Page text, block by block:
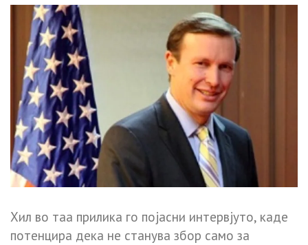
Хил во таа прилика го појасни интервјуто, каде
потенцира дека не станува збор само за